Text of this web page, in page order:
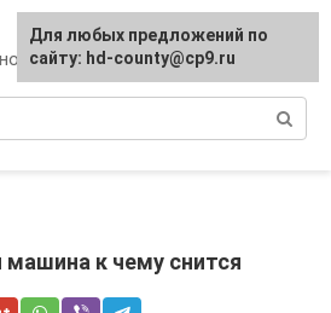
машина к чему снится
Для любых предложений по
сайту: hd-county@cp9.ru